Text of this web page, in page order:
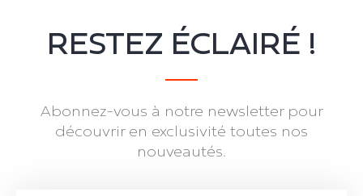
RESTEZ ÉCLAIRÉ !
Abonnez-vous à notre newsletter pour
découvrir en exclusivité toutes nos
nouveautés.